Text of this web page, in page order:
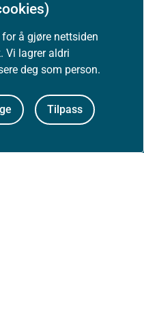
å gjøre nettsiden
Vi lagrer aldri
deg som person.
Tilpass